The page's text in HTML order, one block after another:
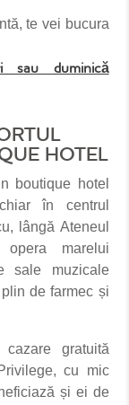
te vei bucura
sau duminică
HOTEL
boutique hotel
în centrul
lângă Ateneul
marelui
sale muzicale
de farmec și
gratuită
cu mic
și ei de